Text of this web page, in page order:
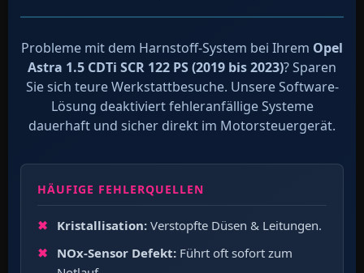
Probleme mit dem Harnstoff-System bei Ihrem Opel
Astra 1.5 CDTi SCR 122 PS (2019 bis 2023)? Sparen
Sie sich teure Werkstattbesuche. Unsere Software-
Lösung deaktiviert fehleranfällige Systeme
dauerhaft und sicher direkt im Motorsteuergerät.
HÄUFIGE FEHLERQUELLEN
Kristallisation: Verstopfte Düsen & Leitungen.
NOx-Sensor Defekt: Führt oft sofort zum